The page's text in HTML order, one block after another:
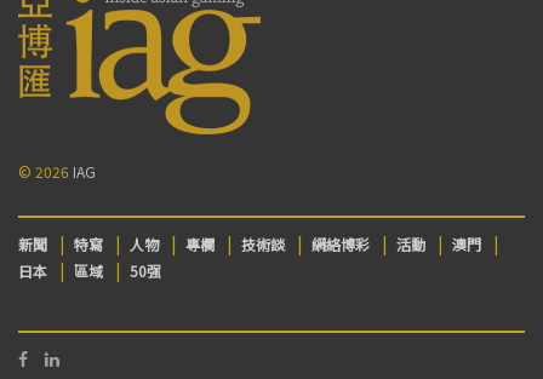
© 2026 IAG
新聞 特寫 人物 專欄 技術談 網絡博彩 活動
澳門
日本
區域 50强